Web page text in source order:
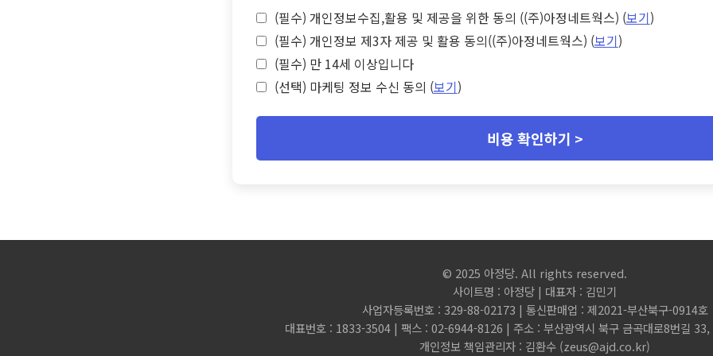
(필수) 개인정보수집,활용 및 제공을 위한 동의 ((주)아정네트웍스) (보기)
(필수) 개인정보 제3자 제공 및 활용 동의((주)아정네트웍스) (보기)
(필수) 만 14세 이상입니다
(선택) 마케팅 정보 수신 동의 (보기)
비용 확인하기 >
© 2025 아정당. All rights reserved.
사이트명 : 아정당 | 대표자 : 김민기
사업자등록번호 : 329-88-02173 | 통신판매업 : 제2021-부산북구-0914호
대표번호 : 1833-3504 | 팩스 : 02-6944-8126 | 주소 : 부산광역시 북구 금곡대로8번길 33,
개인정보 책임관리자 : 김환수 (zeus@ajd.co.kr)